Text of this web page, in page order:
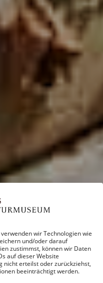
wir Technologien wie
und/oder darauf
zustimmst, können wir Daten
auf dieser Website
nicht erteilst oder zurückziehst,
beeinträchtigt werden.